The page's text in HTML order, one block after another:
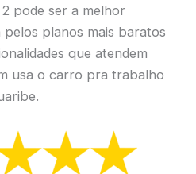
pode ser a melhor
pelos planos mais baratos
que atendem
usa o carro pra trabalho